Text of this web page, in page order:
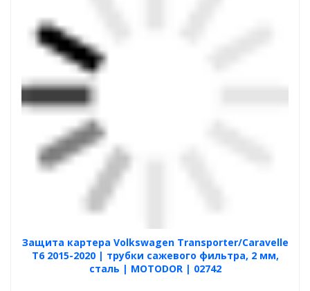
Защита картера Volkswagen Transporter/Caravelle
T6 2015-2020 | трубки сажевого фильтра, 2 мм,
сталь | MOTODOR | 02742